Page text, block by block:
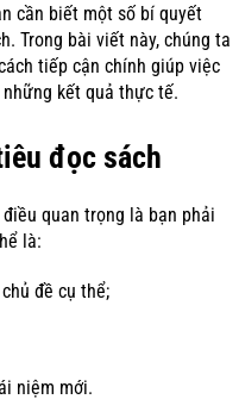
cần biết một số bí quyết
Trong bài viết này, chúng ta
tiếp cận chính giúp việc
kết quả thực tế.
đọc sách
quan trọng là bạn phải
là:
đề cụ thể;
niệm mới.